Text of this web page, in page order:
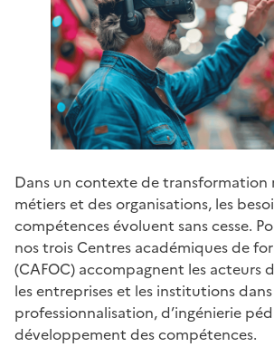
Dans un contexte de transformation
métiers et des organisations, les
compétences évoluent sans cesse.
nos trois Centres académiques de
(CAFOC) accompagnent les acteurs
les entreprises et les institutions
professionnalisation, d’ingénierie
développement des compétences.